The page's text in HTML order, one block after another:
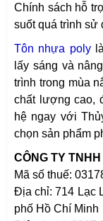
Chính sách hỗ
suốt quá trình sử
Tôn nhựa polylà
lấy sáng và
trình trong mùa
chất lượng cao,
hệ ngay với
chọn sản phẩm
CÔNG TY
Mã số thuế:
Địa chỉ: 714 Lạc
phố Hồ Chí Minh